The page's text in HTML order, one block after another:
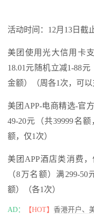
活动时间：12月13日截
美团使用光大信用卡
18.01元随机立减1-88
金额）（周各1次，可以
美团APP-电商精选-官
49-20元（共39999名
额，仅1次）
美团APP酒店类消费
（8万名额）满299-
额）（各1次）
AD： 【HOT】 香港开户、